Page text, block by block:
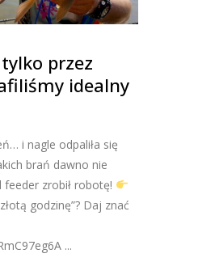
przez
idealny
i nagle odpaliła się
brań dawno nie
zrobił robotę!
godzinę”? Daj znać